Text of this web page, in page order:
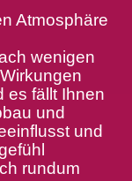
Atmosphäre
wenigen
es fällt Ihnen
und
und
rundum